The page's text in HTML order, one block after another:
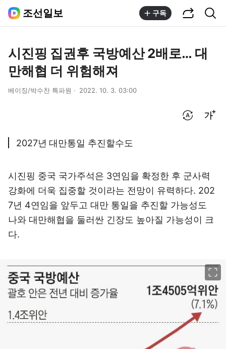
조선일보 구독
시진핑 집권후 국방예산 2배로… 대
만해협 더 위험해져
베이징/박수찬 특파원 2022. 10. 3. 03:00
2027년 대만통일 추진할수도
시진핑 중국 국가주석은 3연임을 확정한 후 군사력
강화에 더욱 집중할 것이라는 전망이 유력하다. 202
7년 4연임을 앞두고 대만 통일을 추진할 가능성도
나와 대만해협을 둘러싼 긴장도 높아질 가능성이 크
다.